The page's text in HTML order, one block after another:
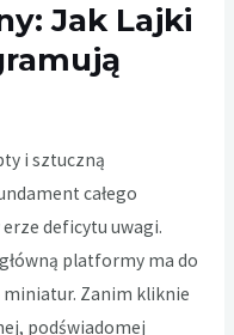
Jak Lajki
i sztuczną
całego
deficytu uwagi.
platformy ma do
Zanim kliknie
podświadomej